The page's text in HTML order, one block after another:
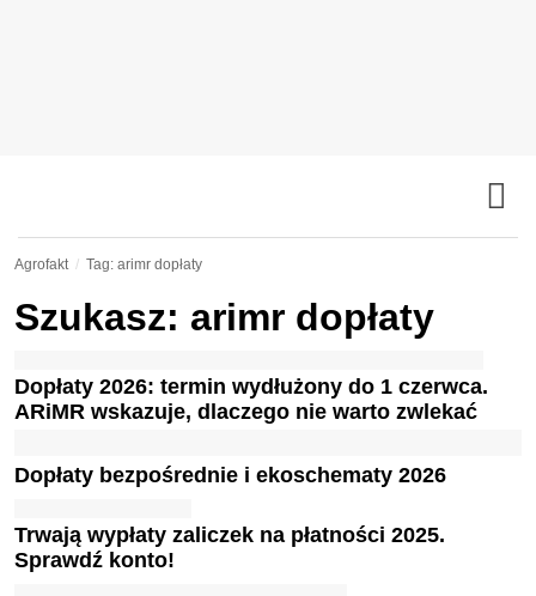
Agrofakt Tag: arimr dopłaty
Szukasz: arimr dopłaty
Dopłaty 2026: termin wydłużony do 1 czerwca.
ARiMR wskazuje, dlaczego nie warto zwlekać
Dopłaty bezpośrednie i ekoschematy 2026
Trwają wypłaty zaliczek na płatności 2025.
Sprawdź konto!